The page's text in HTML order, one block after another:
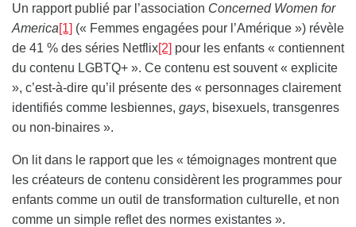
Un rapport publié par l’association Concerned Women for
America[1] (« Femmes engagées pour l’Amérique ») révèle
de 41 % des séries Netflix[2] pour les enfants « contiennent
du contenu LGBTQ+ ». Ce contenu est souvent « explicite
», c’est-à-dire qu’il présente des « personnages clairement
identifiés comme lesbiennes, gays, bisexuels, transgenres
ou non-binaires ».
On lit dans le rapport que les « témoignages montrent que
les créateurs de contenu considèrent les programmes pour
enfants comme un outil de transformation culturelle, et non
comme un simple reflet des normes existantes ».